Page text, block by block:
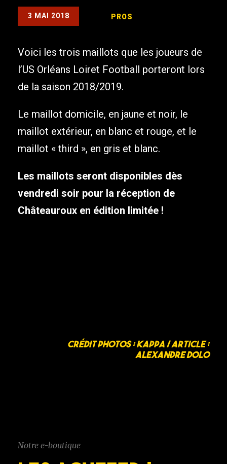
3 MAI 2018 PROS
Voici les trois maillots que les joueurs de
l’US Orléans Loiret Football porteront lors
de la saison 2018/2019.
Le maillot domicile, en jaune et noir, le
maillot extérieur, en blanc et rouge, et le
maillot « third », en gris et blanc.
Les maillots seront disponibles dès
vendredi soir pour la réception de
Châteauroux en édition limitée !
Crédit photos : Kappa /Article :
Alexandre Dolo
Notre e-boutique